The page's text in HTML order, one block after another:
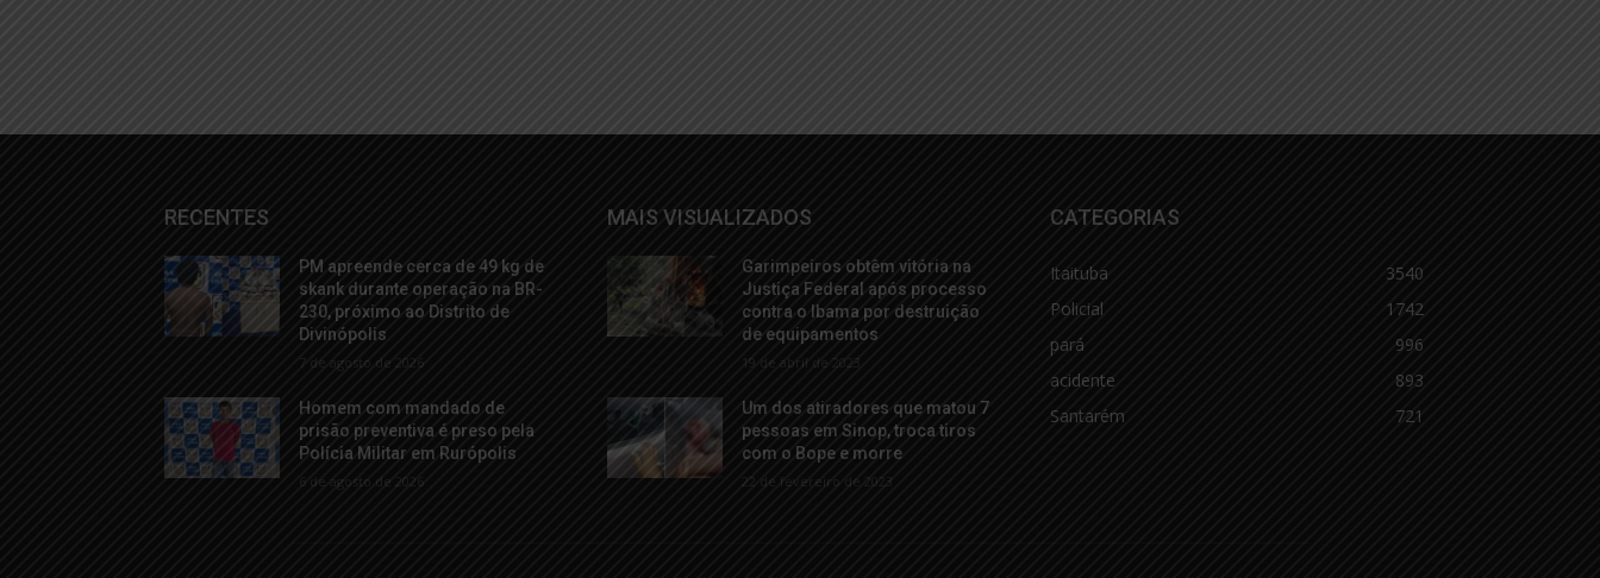
RECENTES
PM apreende cerca de 49 kg de
skank durante operação na BR-
230, próximo ao Distrito de
Divinópolis
7 de agosto de 2026
Homem com mandado de
prisão preventiva é preso pela
Polícia Militar em Rurópolis
6 de agosto de 2026
MAIS VISUALIZADOS
Garimpeiros obtêm vitória na
Justiça Federal após processo
contra o Ibama por destruição
de equipamentos
19 de abril de 2023
Um dos atiradores que matou 7
pessoas em Sinop, troca tiros
com o Bope e morre
22 de fevereiro de 2023
CATEGORIAS
Itaituba
3540
Policial
1742
pará
996
acidente
893
Santarém
721